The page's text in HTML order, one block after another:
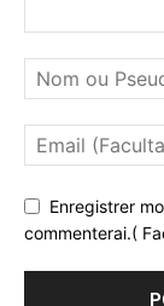
Enregistrer
commenterai.(